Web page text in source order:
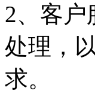
2、客户
处理，
求。